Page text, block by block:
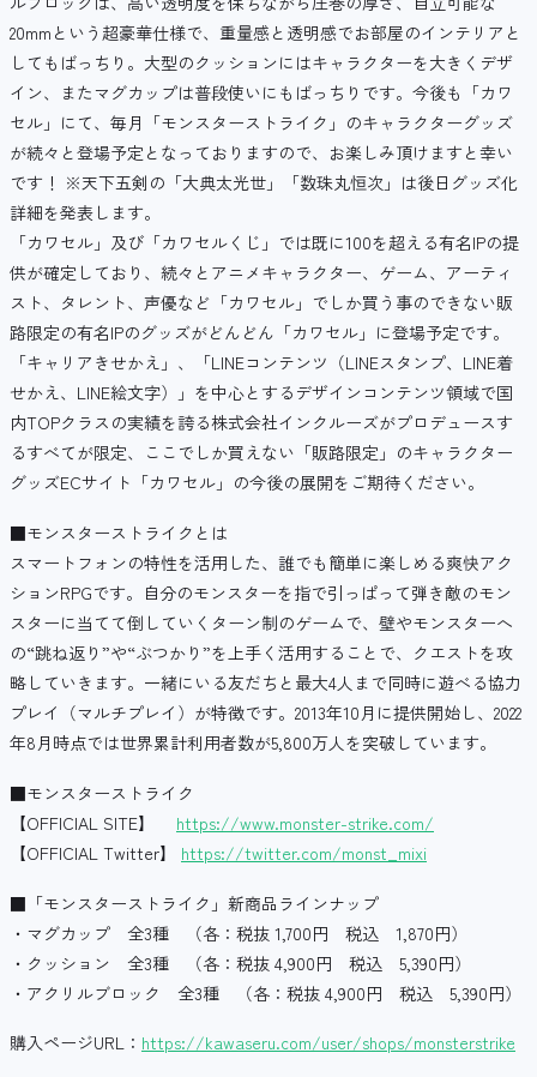
20mmという超豪華仕様で、重量感と透明感でお部屋のインテリアと
してもばっちり。大型のクッションにはキャラクターを大きくデザ
イン、またマグカップは普段使いにもばっちりです。今後も「カワ
セル」にて、毎月「モンスターストライク」のキャラクターグッズ
が続々と登場予定となっておりますので、お楽しみ頂けますと幸い
です！ ※天下五剣の「大典太光世」「数珠丸恒次」は後日グッズ化
詳細を発表します。
「カワセル」及び「カワセルくじ」では既に100を超える有名IPの提
供が確定しており、続々とアニメキャラクター、ゲーム、アーティ
スト、タレント、声優など「カワセル」でしか買う事のできない販
路限定の有名IPのグッズがどんどん「カワセル」に登場予定です。
「キャリアきせかえ」、「LINEコンテンツ（LINEスタンプ、LINE着
せかえ、LINE絵文字）」を中心とするデザインコンテンツ領域で国
内TOPクラスの実績を誇る株式会社インクルーズがプロデュースす
るすべてが限定、ここでしか買えない「販路限定」のキャラクター
グッズECサイト「カワセル」の今後の展開をご期待ください。
■モンスターストライクとは
スマートフォンの特性を活用した、誰でも簡単に楽しめる爽快アク
ションRPGです。自分のモンスターを指で引っぱって弾き敵のモン
スターに当てて倒していくターン制のゲームで、壁やモンスターへ
の“跳ね返り”や“ぶつかり”を上手く活用することで、クエストを攻
略していきます。一緒にいる友だちと最大4人まで同時に遊べる協力
プレイ（マルチプレイ）が特徴です。2013年10月に提供開始し、2022
年8月時点では世界累計利用者数が5,800万人を突破しています。
■モンスターストライク
【OFFICIAL SITE】 https://www.monster-strike.com/
【OFFICIAL Twitter】 https://twitter.com/monst_mixi
■「モンスターストライク」新商品ラインナップ
・マグカップ 全3種 （各：税抜 1,700円 税込 1,870円）
・クッション 全3種 （各：税抜 4,900円 税込 5,390円）
・アクリルブロック 全3種 （各：税抜 4,900円 税込 5,390円）
購入ページURL： https://kawaseru.com/user/shops/monsterstrike